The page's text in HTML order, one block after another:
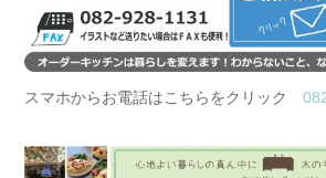
スマホからお電話はこちらをクリック